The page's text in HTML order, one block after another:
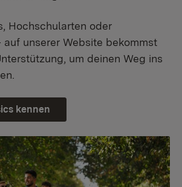
Hochschularten oder
auf unserer Website bekommst
um deinen Weg ins
kennen